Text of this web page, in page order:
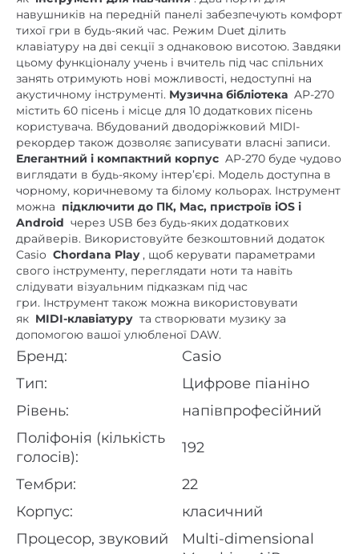
навушників на передній панелі забезпечують комфорт
тихої гри в будь-який час. Режим Duet ділить
клавіатуру на дві секції з однаковою висотою. Завдяки
цьому функціоналу учень і вчитель під час спільних
занять отримують нові можливості, недоступні на
акустичному інструменті. Музична бібліотека AP-270
містить 60 пісень і місце для 10 додаткових пісень
користувача. Вбудований дводоріжковий MIDI-
рекордер також дозволяє записувати власні записи.
Елегантний і компактний корпус AP-270 буде чудово
виглядати в будь-якому інтер’єрі. Модель доступна в
чорному, коричневому та білому кольорах. Інструмент
можна підключити до ПК, Mac, пристроїв iOS і
Android через USB без будь-яких додаткових
драйверів. Використовуйте безкоштовний додаток
Casio Chordana Play, щоб керувати параметрами
свого інструменту, переглядати ноти та навіть
слідувати візуальним підказкам під час
гри. Інструмент також можна використовувати
як MIDI-клавіатуру та створювати музику за
допомогою вашої улюбленої DAW.
Бренд:
Casio
Тип:
Цифрове піаніно
Рівень:
напівпрофесійний
Поліфонія (кількість
голосів):
192
Тембри:
22
Корпус:
класичний
Процесор, звуковий
Multi-dimensional